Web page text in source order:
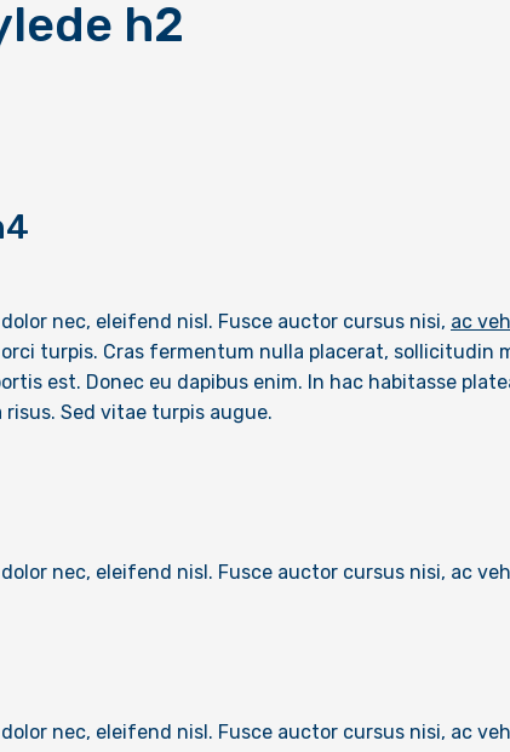
h2
nec, eleifend nisl. Fusce auctor cursus nisi, ac
turpis. Cras fermentum nulla placerat,
est. Donec eu dapibus enim. In hac habitasse
Sed vitae turpis augue.
nec, eleifend nisl. Fusce auctor cursus nisi, ac
nec, eleifend nisl. Fusce auctor cursus nisi, ac